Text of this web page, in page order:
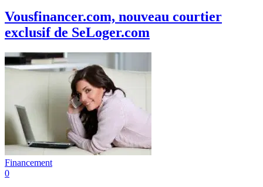
Vousfinancer.com, nouveau courtier
exclusif de SeLoger.com
Financement
0